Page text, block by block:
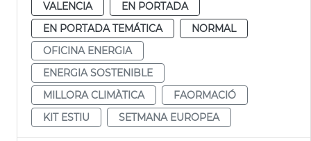
VALENCIA
EN PORTADA
EN PORTADA TEMÁTICA
NORMAL
OFICINA ENERGIA
ENERGIA SOSTENIBLE
MILLORA CLIMÀTICA
FAORMACIÓ
KIT ESTIU
SETMANA EUROPEA